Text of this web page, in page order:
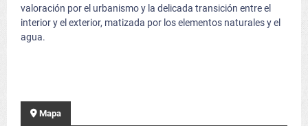
valoración por el urbanismo y la delicada transición entre el
interior y el exterior, matizada por los elementos naturales y el
agua.
Mapa